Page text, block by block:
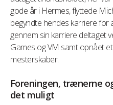
gode år i Hermes, flyttede
begyndte hendes karriere for
gennem sin karriere deltaget
Games og VM samt opnået
mesterskaber.
Foreningen, trænerne
det muligt